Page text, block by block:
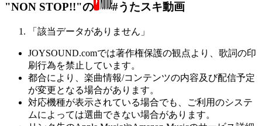
"NON STOP!!"の #うたスキ動画
「該当データがありません」
JOYSOUND.comでは著作権保護の観点より、歌詞の印
刷行為を禁止しています。
都合により、楽曲情報/コンテンツの内容及び配信予定
が変更となる場合があります。
対応機種が表示されている場合でも、ご利用のシステ
ムによっては選曲できない場合があります。